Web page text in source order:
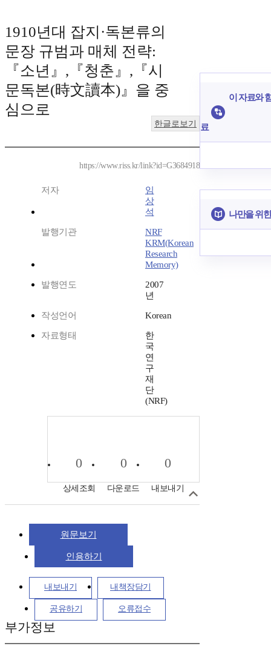
1910년대 잡지·독본류의
문장 규범과 매체 전략:
『소년』,『청춘』,『시
문독본(時文讀本)』을 중
심으로
한글로보기
https://www.riss.kr/link?id=G3684918
저자
임
상
석
발행기관
NRF
KRM(Korean
Research
Memory)
발행연도
2007
년
작성언어 Korean
자료형태
한
국
연
구
재
단
(NRF)
0
상세조회
0
다운로드
0
내보내기
원문보기
인용하기
내보내기 내책장담기
공유하기 오류접수
부가정보
이 자료와
료
나만을 위